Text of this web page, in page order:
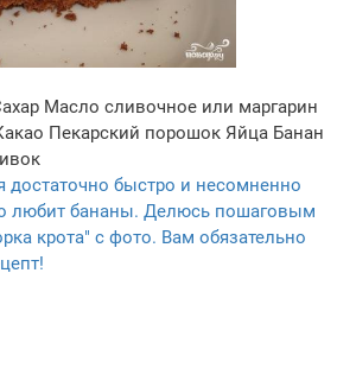
Масло сливочное или маргарин
Пекарский порошок Яйца Банан
достаточно быстро и несомненно
любит бананы. Делюсь пошаговым
крота" с фото. Вам обязательно